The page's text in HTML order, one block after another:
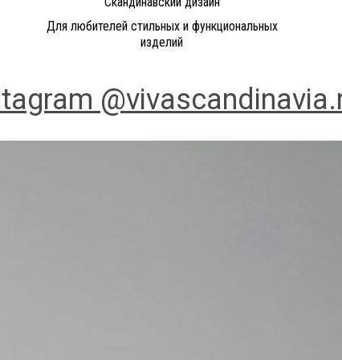
Для любителей стильных и функциональных
изделий